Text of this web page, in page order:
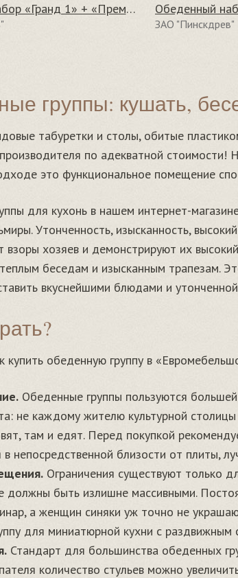
Обеденный набор «Гранд 1» + «Премиум 2500/S»
ЗАО "Пинскдрев"
группы: кушать,
табуретки и столы, обитые
по адекватной
это функциональное помещение
для кухонь в нашем интернет-
Утонченность, изысканность,
взоры хозяев и демонстрируют их
беседам и изысканным трапезам.
вкуснейшими блюдами и
купить обеденную группу в
Обеденные группы пользуются
не каждому жителю культурной
там и едят. Перед покупкой
в непосредственной близости от плиты,
Ограничения существуют только
должны быть излишне массивными.
а женщин синяки уж точно не
для миниатюрной кухни с раздвижным
Стандарт для большинства обеденных
количество стульев можно